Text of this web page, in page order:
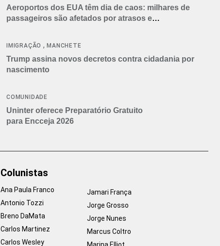
Aeroportos dos EUA têm dia de caos: milhares de
passageiros são afetados por atrasos e
IMIGRAÇÃO ,MANCHETE
Trump assina novos decretos contra cidadania por
nascimento
COMUNIDADE
Uninter oferece Preparatório Gratuito
para Encceja 2026
Colunistas
Ana Paula Franco
Antonio Tozzi
Breno DaMata
Carlos Martinez
Carlos Wesley
Jamari França
Jorge Grosso
Jorge Nunes
Marcus Coltro